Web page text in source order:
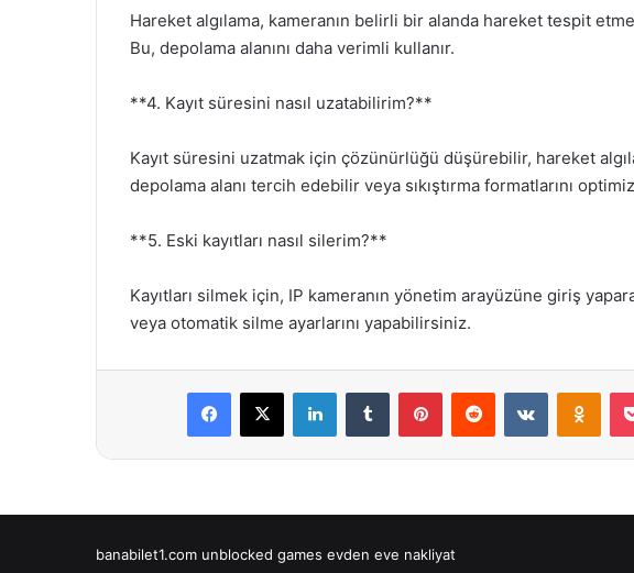
Hareket algılama, kameranın belirli bir alanda hareket tespit
Bu, depolama alanını daha verimli kullanır.
**4. Kayıt süresini nasıl uzatabilirim?**
Kayıt süresini uzatmak için çözünürlüğü düşürebilir, hareket
depolama alanı tercih edebilir veya sıkıştırma formatlarını
**5. Eski kayıtları nasıl silerim?**
Kayıtları silmek için, IP kameranın yönetim arayüzüne giriş
veya otomatik silme ayarlarını yapabilirsiniz.
Facebook
X LinkedInTumblr PinterestReddit VKontakte
banabilet1.com unblocked games evden eve nakliyat